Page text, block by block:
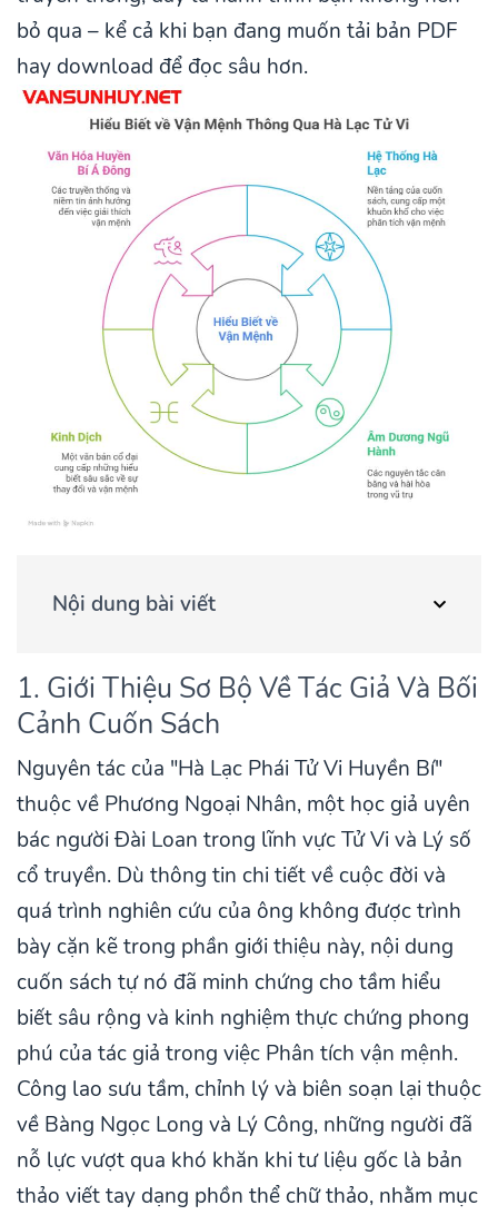
bỏ qua – kể cả khi bạn đang muốn tải bản PDF
hay download để đọc sâu hơn.
Nội dung bài viết
1. Giới Thiệu Sơ Bộ Về Tác Giả Và Bối
Cảnh Cuốn Sách
Nguyên tác của "Hà Lạc Phái Tử Vi Huyền Bí"
thuộc về Phương Ngoại Nhân, một học giả uyên
bác người Đài Loan trong lĩnh vực Tử Vi và Lý số
cổ truyền. Dù thông tin chi tiết về cuộc đời và
quá trình nghiên cứu của ông không được trình
bày cặn kẽ trong phần giới thiệu này, nội dung
cuốn sách tự nó đã minh chứng cho tầm hiểu
biết sâu rộng và kinh nghiệm thực chứng phong
phú của tác giả trong việc Phân tích vận mệnh.
Công lao sưu tầm, chỉnh lý và biên soạn lại thuộc
về Bàng Ngọc Long và Lý Công, những người đã
nỗ lực vượt qua khó khăn khi tư liệu gốc là bản
thảo viết tay dạng phồn thể chữ thảo, nhằm mục